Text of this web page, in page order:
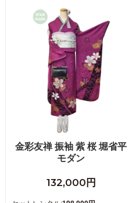
金彩友禅 振袖 紫 桜 堀省平
モダン
132,000円